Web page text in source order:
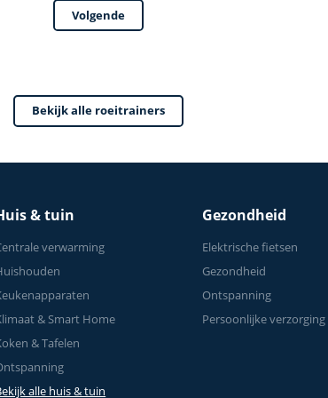
Complete Lichaamstraining
Volgende
Bekijk alle roeitrainers
& tuin
verwarming
& Smart Home
& Tafelen
alle huis & tuin
Gezondheid
Elektrische fietsen
Gezondheid
Ontspanning
Persoonlijke verzorging